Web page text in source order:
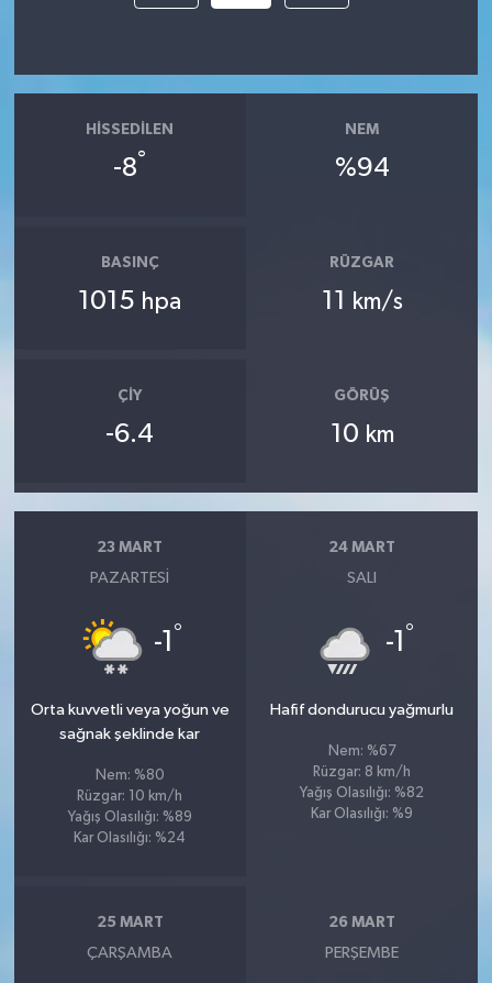
HISSEDILEN
-8°
NEM
%94
BASINÇ
1015 hpa
RÜZGAR
11 km/s
ÇIY
-6.4
GÖRÜŞ
10 km
23 MART
PAZARTESI
-1 °
Orta kuvvetli veya yoğun ve
sağnak şeklinde kar
Nem: %80
Rüzgar: 10 km/h
Yağış Olasılığı: %89
Kar Olasılığı: %24
24 MART
SALI
-1 °
Hafif dondurucu yağmurlu
Nem: %67
Rüzgar: 8 km/h
Yağış Olasılığı: %82
Kar Olasılığı: %9
25 MART
ÇARŞAMBA
26 MART
PERŞEMBE